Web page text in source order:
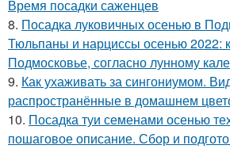
Время посадки саженцев
8. Посадка луковичных осенью в
Тюльпаны и нарциссы осенью 2022:
Подмосковье, согласно лунному
9. Как ухаживать за сингониумом.
распространённые в домашнем
10. Посадка туи семенами осенью
пошаговое описание. Сбор и